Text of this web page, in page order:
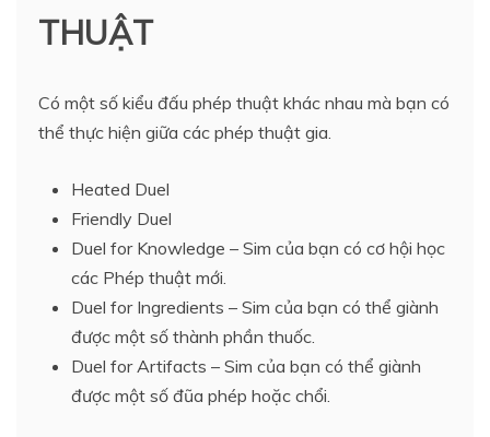
THUẬT
Có một số kiểu đấu phép thuật khác nhau mà bạn có
thể thực hiện giữa các phép thuật gia.
Heated Duel
Friendly Duel
Duel for Knowledge – Sim của bạn có cơ hội học
các Phép thuật mới.
Duel for Ingredients – Sim của bạn có thể giành
được một số thành phần thuốc.
Duel for Artifacts – Sim của bạn có thể giành
được một số đũa phép hoặc chổi.